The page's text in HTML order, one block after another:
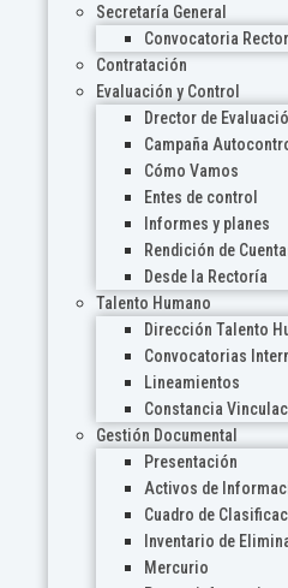
Secretaría General
Convocatoria
Contratación
Evaluación y Control
Drector de
Campaña
Cómo Vamos
Entes de control
Informes y planes
Rendición de
Desde la Rectoría
Talento Humano
Dirección Talento
Convocatorias
Lineamientos
Constancia
Gestión Documental
Presentación
Activos de
Cuadro de
Inventario de
Mercurio